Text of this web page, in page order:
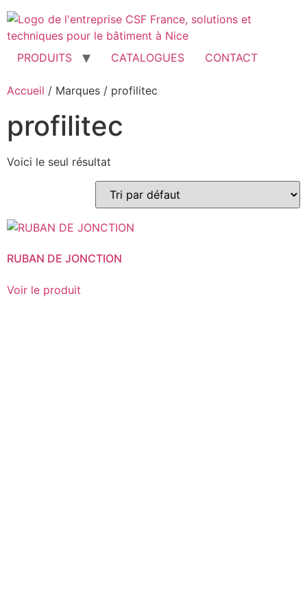
Aller
au
contenu
PRODUITS
CATALOGUES CONTACT
Accueil / Marques / profilitec
profilitec
Voici le seul résultat
RUBAN DE JONCTION
Voir le produit